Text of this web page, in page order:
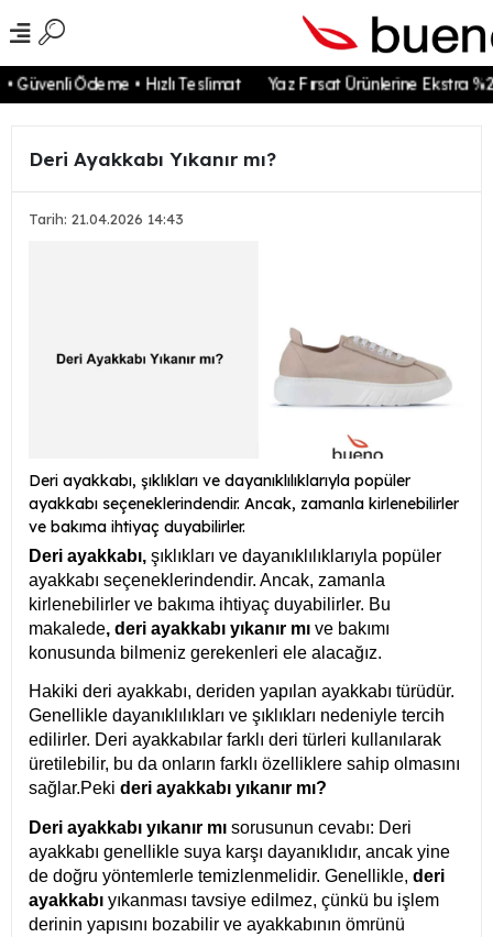
Ödeme • Hızlı Teslimat Yaz Fırsat Ürünlerine Ekstra
Deri Ayakkabı Yıkanır mı?
Tarih: 21.04.2026 14:43
Deri ayakkabı, şıklıkları ve dayanıklılıklarıyla popüler
ayakkabı seçeneklerindendir. Ancak, zamanla kirlenebilirler
ve bakıma ihtiyaç duyabilirler.
Deri ayakkabı, şıklıkları ve dayanıklılıklarıyla popüler
ayakkabı seçeneklerindendir. Ancak, zamanla
kirlenebilirler ve bakıma ihtiyaç duyabilirler. Bu
makalede, deri ayakkabı yıkanır mı ve bakımı
konusunda bilmeniz gerekenleri ele alacağız.
Hakiki deri ayakkabı, deriden yapılan ayakkabı türüdür.
Genellikle dayanıklılıkları ve şıklıkları nedeniyle tercih
edilirler. Deri ayakkabılar farklı deri türleri kullanılarak
üretilebilir, bu da onların farklı özelliklere sahip olmasını
sağlar.Peki deri ayakkabı yıkanır mı?
Deri ayakkabı yıkanır mı sorusunun cevabı: Deri
ayakkabı genellikle suya karşı dayanıklıdır, ancak yine
de doğru yöntemlerle temizlenmelidir. Genellikle, deri
ayakkabı yıkanması tavsiye edilmez, çünkü bu işlem
derinin yapısını bozabilir ve ayakkabının ömrünü